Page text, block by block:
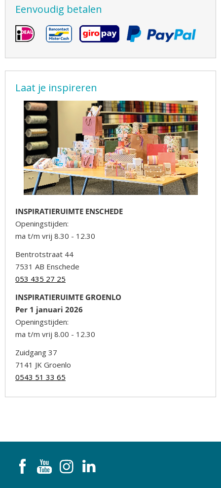
Eenvoudig betalen
Laat je inspireren
INSPIRATIERUIMTE ENSCHEDE
Openingstijden:
ma t/m vrij 8.30 - 12.30
Bentrotstraat 44
7531 AB Enschede
053 435 27 25
INSPIRATIERUIMTE GROENLO
Per 1 januari 2026
Openingstijden:
ma t/m vrij 8.00 - 12.30
Zuidgang 37
7141 JK Groenlo
0543 51 33 65